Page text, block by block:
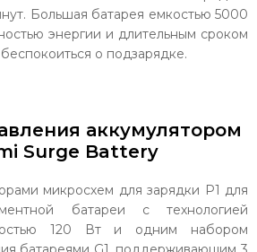
Большая батарея емкостью 5000
энергии и длительным сроком
о подзарядке.
аккумулятором
Surge Battery
микросхем для зарядки P1 для
батареи с технологией
120 Вт и одним набором